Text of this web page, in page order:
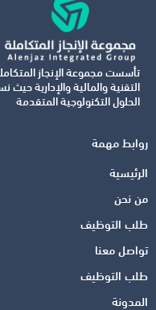
تأسست مجموعة الإنجاز
التقنية والمالية والإدارية
الحلول التكنولوجية المتقدمة
روابط مهمة
الرئيسية
من نحن
طلب التوظيف
تواصل معنا
طلب التوظيف
المدونة